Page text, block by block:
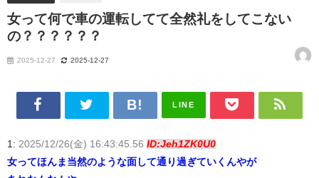
女って何で車の運転してて全然礼をしてこない
の？？？？？？
2025-12-27 2025-12-27
LINE
1: 2025/12/26(金) 16:43:45.56 ID:Jeh1ZK0U0
女ってほんま当然のような面して通り過ぎていくんやが